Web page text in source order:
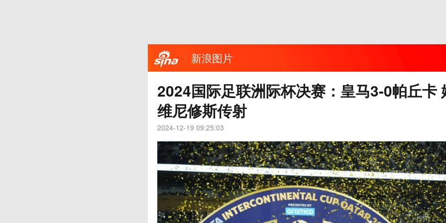
新浪图片
2024国际足联洲际杯决赛：皇马3-0帕丘卡
维尼修斯传射
2024-12-19 09:25:03